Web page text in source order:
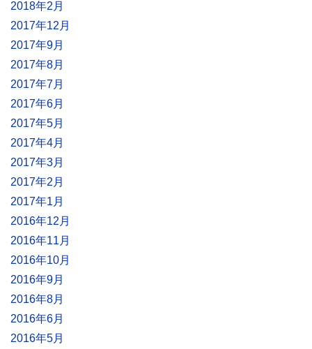
2018年2月
2017年12月
2017年9月
2017年8月
2017年7月
2017年6月
2017年5月
2017年4月
2017年3月
2017年2月
2017年1月
2016年12月
2016年11月
2016年10月
2016年9月
2016年8月
2016年6月
2016年5月